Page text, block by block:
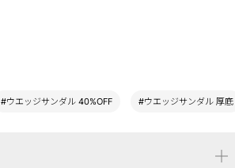
#ウエッジサンダル 40%OFF #ウエッジサンダル 厚底